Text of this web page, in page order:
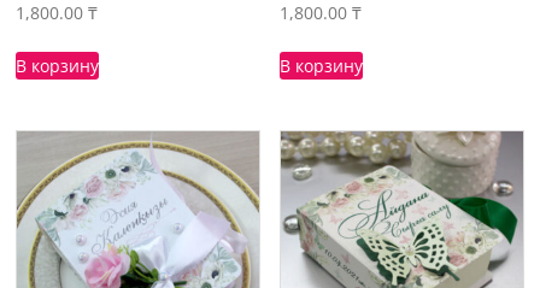
1,800.00₸
В корзину
1,800.00₸
В корзину